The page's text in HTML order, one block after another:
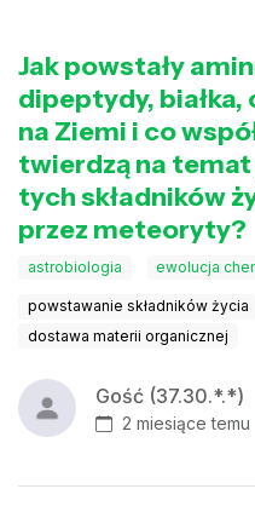
Jak powstały
dipeptydy, białka,
na Ziemi i co
twierdzą na
tych składników
przez meteoryty?
astrobiologia ewolucja
powstawanie składników życia
dostawa materii organicznej
Gość (37.30.*.*)
2 miesiące temu